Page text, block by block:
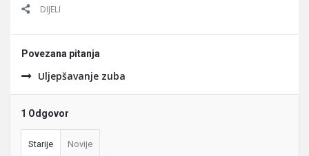
DIJELI
Povezana pitanja
Uljepšavanje zuba
1 Odgovor
Starije Novije